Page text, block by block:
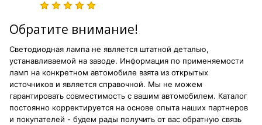
Обратите внимание!
Светодиодная лампа не является штатной деталью,
устанавливаемой на заводе. Информация по применяемости
ламп на конкретном автомобиле взята из открытых
источников и является справочной. Мы не можем
гарантировать совместимость с вашим автомобилем. Каталог
постоянно корректируется на основе опыта наших партнеров
и покупателей - будем рады получить от вас обратную связь